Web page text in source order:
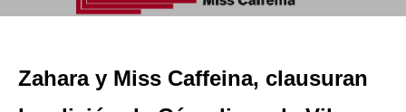
Zahara y Miss Caffeina, clausuran